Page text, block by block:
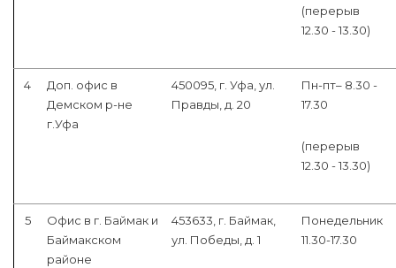
(перерыв
12.30 - 13.30)
4
Доп. офис в
Демском р-не
г.Уфа
450095, г. Уфа, ул.
Правды, д. 20
Пн-пт– 8.30 -
17.30
(перерыв
12.30 - 13.30)
5
Офис в г. Баймак и
Баймакском
районе
453633, г. Баймак,
ул. Победы, д. 1
Понедельник
11.30-17.30